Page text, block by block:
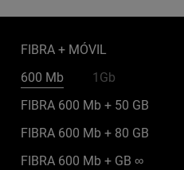
FIBRA + MÓVIL
600 Mb
1Gb
FIBRA 600 Mb + 50 GB
FIBRA 600 Mb + 80 GB
FIBRA 600 Mb + GB ∞